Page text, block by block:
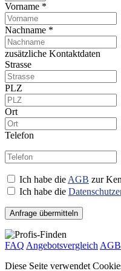
Vorname *
Nachname *
zusätzliche Kontaktdaten
Strasse
PLZ
Ort
Telefon
Ich habe die AGB zur
Ich habe die
Anfrage übermitteln
FAQ Angebotsvergleich AGB
Diese Seite verwendet